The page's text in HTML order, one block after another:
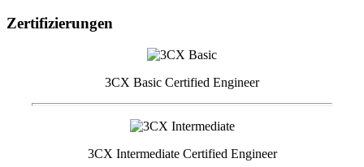
Zertifizierungen
3CX Basic Certified Engineer
3CX Intermediate Certified Engineer